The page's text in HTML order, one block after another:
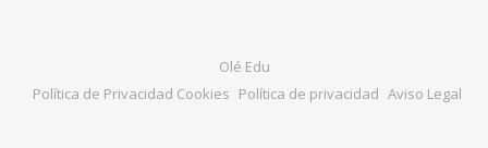
Olé Edu
Política de Privacidad Cookies Política de privacidad Aviso Legal